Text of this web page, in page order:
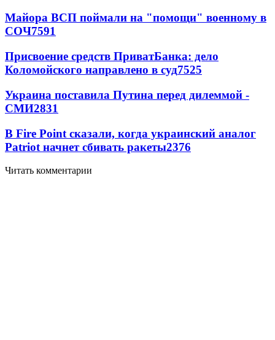
Майора ВСП поймали на "помощи" военному в
СОЧ7591
Присвоение средств ПриватБанка: дело
Коломойского направлено в суд7525
Украина поставила Путина перед дилеммой -
СМИ2831
В Fire Point сказали, когда украинский аналог
Patriot начнет сбивать ракеты2376
Читать комментарии